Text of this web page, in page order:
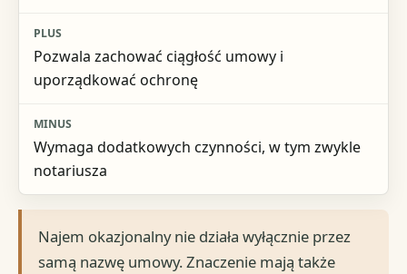
Pozwala zachować ciągłość umowy i
uporządkować ochronę
Wymaga dodatkowych czynności, w tym zwykle
notariusza
Najem okazjonalny nie działa wyłącznie przez
samą nazwę umowy. Znaczenie mają także